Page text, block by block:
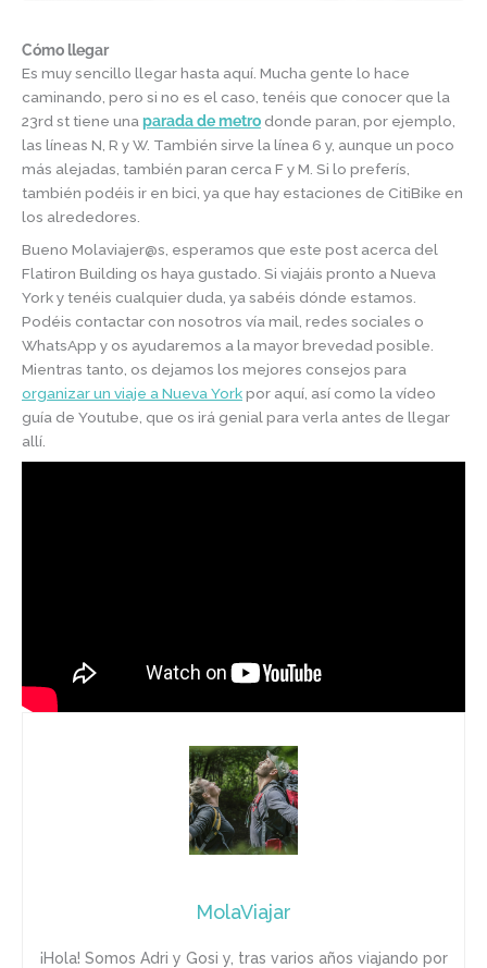
Cómo llegar
Es muy sencillo llegar hasta aquí. Mucha gente lo hace
caminando, pero si no es el caso, tenéis que conocer que la
23rd st tiene unaparada de metro donde paran, por ejemplo,
las líneas N, R y W. También sirve la línea 6 y, aunque un poco
más alejadas, también paran cerca F y M. Si lo preferís,
también podéis ir en bici, ya que hay estaciones de CitiBike en
los alrededores.
Bueno Molaviajer@s, esperamos que este post acerca del
Flatiron Building os haya gustado. Si viajáis pronto a Nueva
York y tenéis cualquier duda, ya sabéis dónde estamos.
Podéis contactar con nosotros vía mail, redes sociales o
WhatsApp y os ayudaremos a la mayor brevedad posible.
Mientras tanto, os dejamos los mejores consejos para
organizar un viaje a Nueva Yorkpor aquí, así como la vídeo
guía de Youtube, que os irá genial para verla antes de llegar
allí.
MolaViajar
¡Hola! Somos Adri y Gosi y, tras varios años viajando por